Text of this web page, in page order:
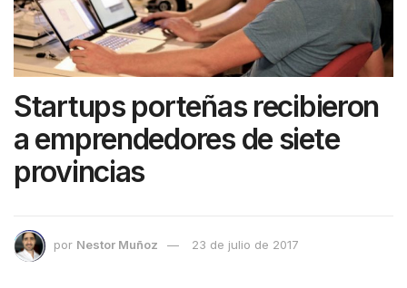
Startups porteñas recibieron
a emprendedores de siete
provincias
por Nestor Muñoz 23 de julio de 2017